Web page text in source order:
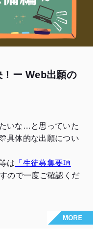
ー Web出願の
いな…と思っていた
具体的な出願につい
は 「生徒募集要項
ので一度ご確認くだ
MORE